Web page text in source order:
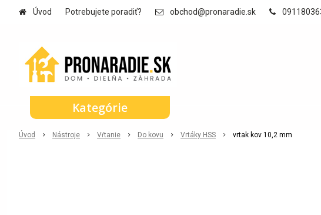
Úvod Potrebujete poradiť? obchod@pronaradie.sk
Úvod Nástroje Vŕtanie Do kovu Vrtáky HSS vrtak kov 10,2 mm
Kategórie